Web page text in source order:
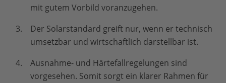
mit gutem Vorbild voranzugehen.
Der Solarstandard greift nur, wenn er technisch
umsetzbar und wirtschaftlich darstellbar ist.
Ausnahme- und Härtefallregelungen sind
vorgesehen. Somit sorgt ein klarer Rahmen für